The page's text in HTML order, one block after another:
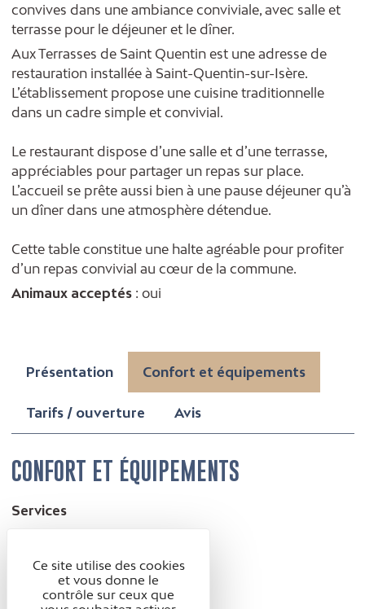
convives dans une ambiance conviviale, avec salle et
terrasse pour le déjeuner et le dîner.
Aux Terrasses de Saint Quentin est une adresse de
restauration installée à Saint-Quentin-sur-Isère.
L’établissement propose une cuisine traditionnelle
dans un cadre simple et convivial.
Le restaurant dispose d’une salle et d’une terrasse,
appréciables pour partager un repas sur place.
L’accueil se prête aussi bien à une pause déjeuner qu’à
un dîner dans une atmosphère détendue.
Cette table constitue une halte agréable pour profiter
d’un repas convivial au cœur de la commune.
Animaux acceptés: oui
Présentation Confort et équipements
Tarifs / ouverture Avis
CONFORT ET ÉQUIPEMENTS
Services
Ce site utilise des cookies
et vous donne le
contrôle sur ceux que